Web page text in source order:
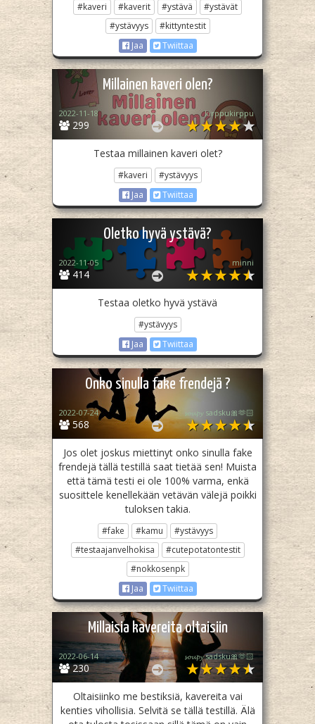
#kaveri #kaverit #ystävä
#ystävät
#ystävyys
#kittyntestit
Jaa
Twiittaa
Millainen kaveri olen?
299
2022-11-18 kirppukirppu
Testaa millainen kaveri olet?
#kaveri
#ystävyys
Jaa
Twiittaa
Oletko hyvä ystävä?
414
2022-11-05 minni
Testaa oletko hyvä ystävä
#ystävyys
Jaa
Twiittaa
Onko sinulla fake frendejä ?
568
2022-07-24 𝓼𝓸𝓾𝓹𝔂 sadsku🎀🫶🏻
Jos olet joskus miettinyt onko sinulla fake
frendejä tällä testillä saat tietää sen! Muista
että tämä testi ei ole 100% varma, enkä
suosittele kenellekään vetävän välejä poikki
tuloksen takia.
#fake #kamu
#ystävyys
#testaajanvelhokisa
#cutepotatontestit
#nokkosenpk
Jaa
Twiittaa
Millaisia kavereita oltaisiin
230
2022-06-14 𝓼𝓸𝓾𝓹𝔂 sadsku🎀🫶🏻
Oltaisiinko me bestiksiä, kavereita vai
kenties vihollisia. Selvitä se tällä testillä. Älä